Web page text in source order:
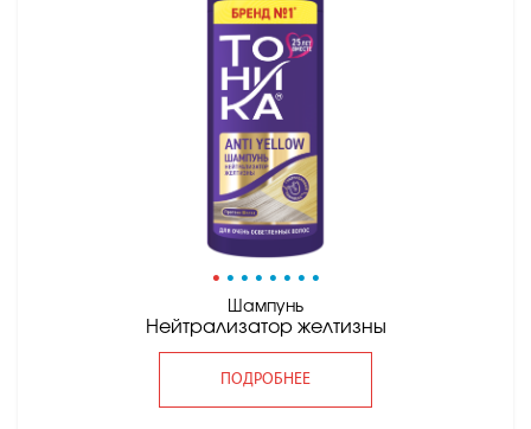
• • • • • • • •
Шампунь
Нейтрализатор желтизны
ПОДРОБНЕЕ